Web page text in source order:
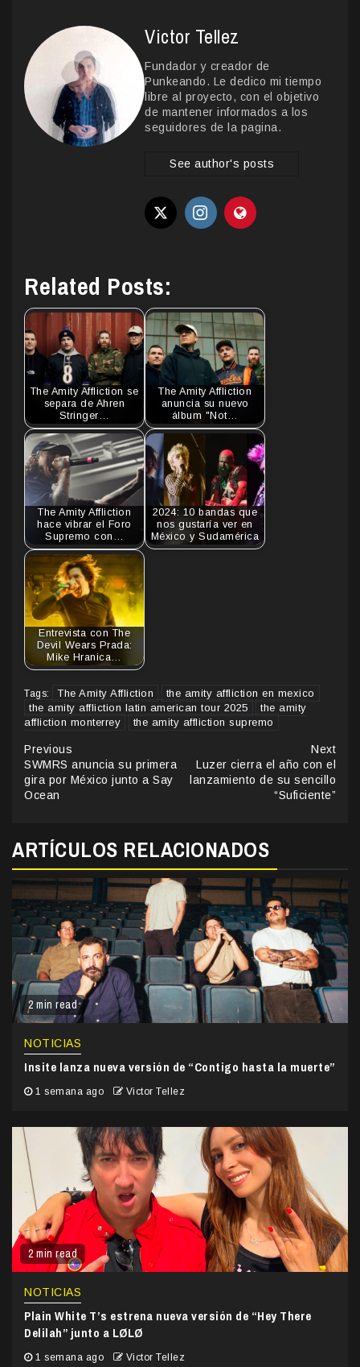
Victor Tellez
Fundador y creador de
Punkeando. Le dedico mi tiempo
libre al proyecto, con el objetivo
de mantener informados a los
seguidores de la pagina.
See author's posts
Related Posts:
The Amity Affliction se
separa de Ahren
Stringer…
The Amity Affliction
anuncia su nuevo
álbum "Not…
The Amity Affliction
hace vibrar el Foro
Supremo con…
2024: 10 bandas que
nos gustaría ver en
México y Sudamérica
Entrevista con The
Devil Wears Prada:
Mike Hranica…
Tags: The Amity Affliction
the amity affliction en mexico
the amity affliction latin american tour 2025
the amity
affliction monterrey
the amity affliction supremo
Continue
Reading
Previous
SWMRS anuncia su primera
gira por México junto a Say
Ocean
Next
Luzer cierra el año con el
lanzamiento de su sencillo
“Suficiente”
ARTÍCULOS RELACIONADOS
2 min read
NOTICIAS
Insite lanza nueva versión de “Contigo hasta la muerte”
1 semana ago Victor Tellez
2 min read
NOTICIAS
Plain White T’s estrena nueva versión de “Hey There
Delilah” junto a LØLØ
1 semana ago Victor Tellez